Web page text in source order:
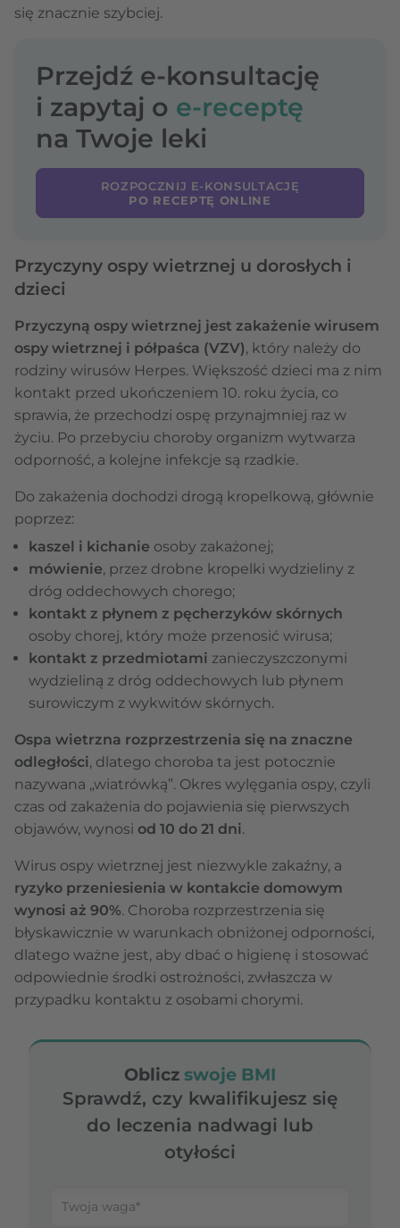
się znacznie szybciej.
Przejdź e-konsultację
i zapytaj o e-receptę
na Twoje leki
ROZPOCZNIJ E-KONSULTACJĘ
PO RECEPTĘ ONLINE
Przyczyny ospy wietrznej u dorosłych i
dzieci
Przyczyną ospy wietrznej jest zakażenie wirusem
ospy wietrznej i półpaśca (VZV), który należy do
rodziny wirusów Herpes. Większość dzieci ma z nim
kontakt przed ukończeniem 10. roku życia, co
sprawia, że przechodzi ospę przynajmniej raz w
życiu. Po przebyciu choroby organizm wytwarza
odporność, a kolejne infekcje są rzadkie.
Do zakażenia dochodzi drogą kropelkową, głównie
poprzez:
kaszel i kichanie osoby zakażonej;
mówienie, przez drobne kropelki wydzieliny z
dróg oddechowych chorego;
kontakt z płynem z pęcherzyków skórnych
osoby chorej, który może przenosić wirusa;
kontakt z przedmiotami zanieczyszczonymi
wydzieliną z dróg oddechowych lub płynem
surowiczym z wykwitów skórnych.
Ospa wietrzna rozprzestrzenia się na znaczne
odległości, dlatego choroba ta jest potocznie
nazywana „wiatrówką”. Okres wylęgania ospy, czyli
czas od zakażenia do pojawienia się pierwszych
objawów, wynosi od 10 do 21 dni.
Wirus ospy wietrznej jest niezwykle zakaźny, a
ryzyko przeniesienia w kontakcie domowym
wynosi aż 90%. Choroba rozprzestrzenia się
błyskawicznie w warunkach obniżonej odporności,
dlatego ważne jest, aby dbać o higienę i stosować
odpowiednie środki ostrożności, zwłaszcza w
przypadku kontaktu z osobami chorymi.
Oblicz swoje BMI
Sprawdź, czy kwalifikujesz się
do leczenia nadwagi lub
otyłości